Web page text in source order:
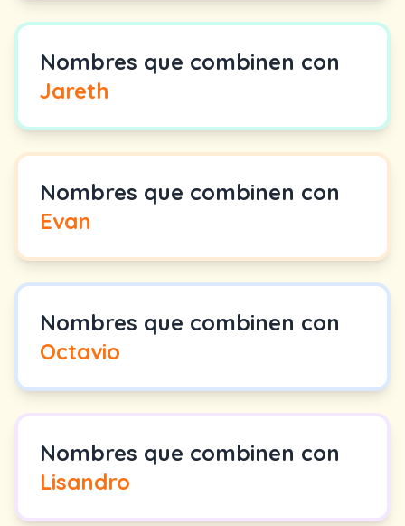
Nombres que combinen con
Jareth
Nombres que combinen con
Evan
Nombres que combinen con
Octavio
Nombres que combinen con
Lisandro